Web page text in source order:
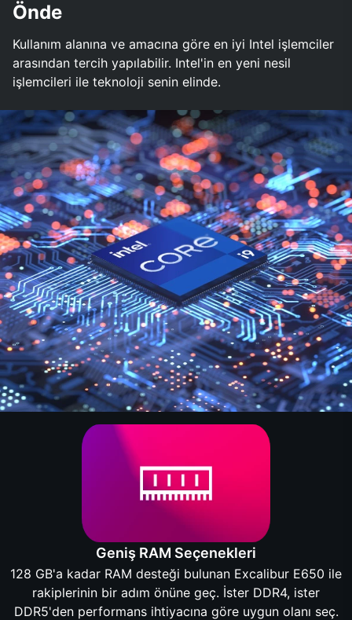
Önde
Kullanım alanına ve amacına göre en iyi Intel işlemciler
arasından tercih yapılabilir. Intel'in en yeni nesil
işlemcileri ile teknoloji senin elinde.
Geniş RAM Seçenekleri
128 GB'a kadar RAM desteği bulunan Excalibur E650 ile
rakiplerinin bir adım önüne geç. İster DDR4, ister
DDR5'den performans ihtiyacına göre uygun olanı seç.